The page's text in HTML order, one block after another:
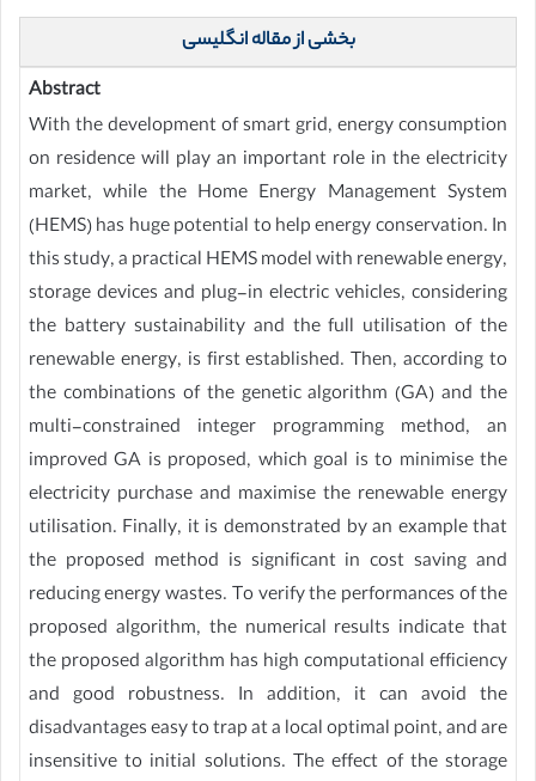
بخشی از مقاله انگلیسی
Abstract
With the development of smart grid, energy consumption
on residence will play an important role in the electricity
market, while the Home Energy Management System
(HEMS) has huge potential to help energy conservation. In
this study, a practical HEMS model with renewable energy,
storage devices and plug-in electric vehicles, considering
the battery sustainability and the full utilisation of the
renewable energy, is first established. Then, according to
the combinations of the genetic algorithm (GA) and the
multi-constrained integer programming method, an
improved GA is proposed, which goal is to minimise the
electricity purchase and maximise the renewable energy
utilisation. Finally, it is demonstrated by an example that
the proposed method is significant in cost saving and
reducing energy wastes. To verify the performances of the
proposed algorithm, the numerical results indicate that
the proposed algorithm has high computational efficiency
and good robustness. In addition, it can avoid the
disadvantages easy to trap at a local optimal point, and are
insensitive to initial solutions. The effect of the storage